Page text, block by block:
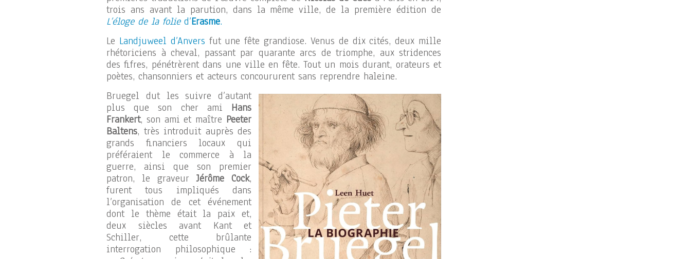
trois ans avant la parution, dans la même ville, de la première édition de
L’éloge de la folied’Erasme.
Le Landjuweel d’Anvers fut une fête grandiose. Venus de dix cités, deux mille
rhétoriciens à cheval, passant par quarante arcs de triomphe, aux stridences
des fifres, pénétrèrent dans une ville en fête. Tout un mois durant, orateurs et
poètes, chansonniers et acteurs concoururent sans reprendre haleine.
Bruegel dut les suivre d’autant
plus que son cher ami Hans
Frankert, son ami et maître Peeter
Baltens, très introduit auprès des
grands financiers locaux qui
préféraient le commerce à la
guerre, ainsi que son premier
patron, le graveurJérôme Cock,
furent tous impliqués dans
l’organisation de cet événement
dont le thème était la paix et,
deux siècles avant Kant et
Schiller, cette brûlante
interrogation philosophique :